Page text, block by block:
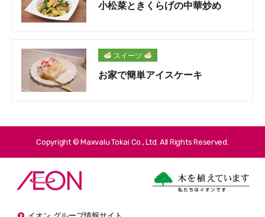
小松菜ときくらげの中華炒め
スイーツ
お家で簡単アイスケーキ
Copyright © Maxvalu Tokai Co., Ltd. All Rights Reserved.